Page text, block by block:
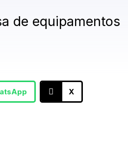
de equipamentos
X